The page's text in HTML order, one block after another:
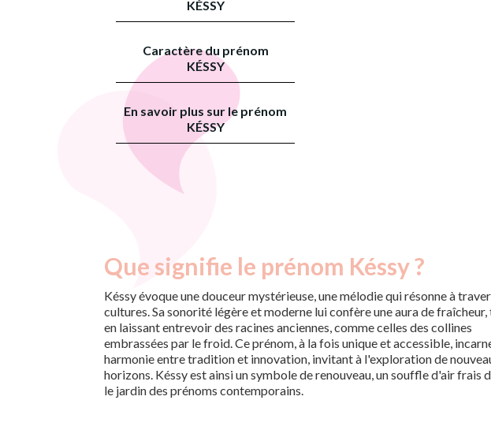
KÉSSY
Caractère du prénom
KÉSSY
En savoir plus sur le prénom
KÉSSY
Que signifie le prénom Késsy ?
Késsy évoque une douceur mystérieuse, une mélodie qui résonne à
cultures. Sa sonorité légère et moderne lui confère une aura de
en laissant entrevoir des racines anciennes, comme celles des collines
embrassées par le froid. Ce prénom, à la fois unique et accessible,
harmonie entre tradition et innovation, invitant à l'exploration de
horizons. Késsy est ainsi un symbole de renouveau, un souffle d'air frais
le jardin des prénoms contemporains.